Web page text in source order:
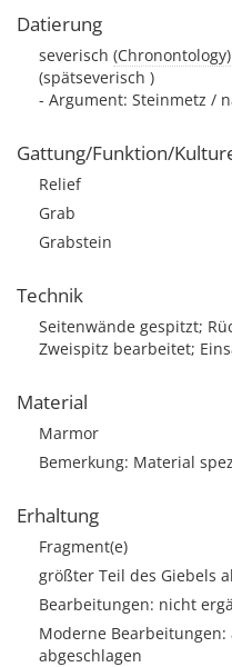
Datierung
severisch (Chronontology)
(spätseverisch )
- Argument: Steinmetz /
Gattung/Funktion/
Relief
Grab
Grabstein
Technik
Seitenwände gespitzt;
Zweispitz bearbeitet;
Material
Marmor
Bemerkung: Material
Erhaltung
Fragment(e)
größter Teil des Giebels
Bearbeitungen: nicht
Moderne
abgeschlagen